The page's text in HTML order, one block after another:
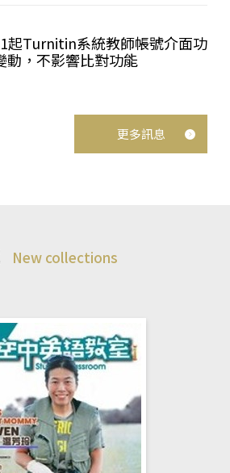
起Turnitin系統教師帳號介面功
動，不影響比對功能
更多訊息
New collections